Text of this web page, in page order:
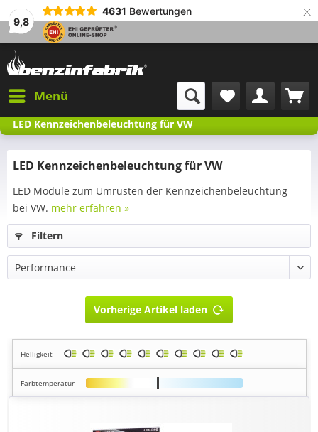
9,8
4631 Bewertungen ×
Menü
LED Kennzeichenbeleuchtung für VW
LED Kennzeichenbeleuchtung für VW
LED Module zum Umrüsten der Kennzeichenbeleuchtung
bei VW. mehr erfahren »
Filtern
Vorherige Artikel laden
Helligkeit
Farbtemperatur